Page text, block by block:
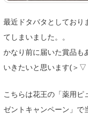
最近ドタバタとしており
てしまいました。。
かなり前に届いた賞品も
いきたいと思います(＞▽
こちらは花王の「薬用ピ
ゼントキャンペーン」